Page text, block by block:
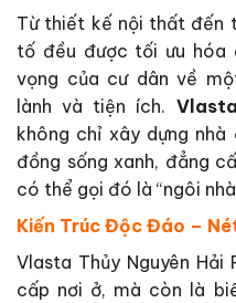
Từ thiết kế nội thất đến
tố đều được tối ưu hóa
vọng của cư dân về
lành và tiện ích.
không chỉ xây dựng
đồng sống xanh, đẳng
có thể gọi đó là “ngôi
Kiến Trúc Độc Đáo –
Vlasta Thủy Nguyên Hải
cấp nơi ở, mà còn là